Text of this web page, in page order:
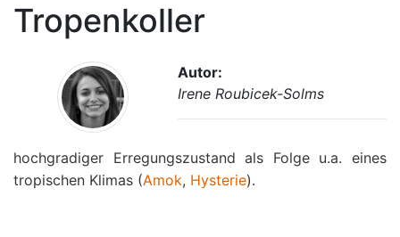
Tropenkoller
Autor:
Irene Roubicek-Solms
hochgradiger Erregungszustand als Folge u.a. eines
tropischen Klimas (Amok, Hysterie).